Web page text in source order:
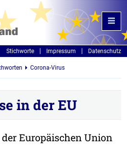
Stichworte Impressum Datenschutz
Corona-Virus
in der EU
Europäischen Union